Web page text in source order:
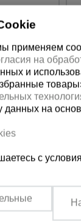
55 388
9:00 - 18:00 Сб.
на
и
данных на
с